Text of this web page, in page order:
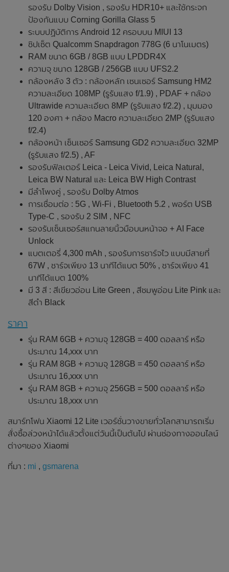
รองรับ Dolby Vision , รองรับ HDR10+ และใช้กระจก
ป้องกันแบบ Corning Gorilla Glass 5
ระบบปฏิบัติการ Android 12 ครอบบน MIUI 13
ชิปเซ็ต Qualcomm Snapdragon 778G (6 นาโนเมตร)
RAM ขนาด 6GB / 8GB แบบ LPDDR4X
ความจุ ขนาด 128GB / 256GB แบบ UFS2.2
กล้องหลัง 3 ตัว : กล้องหลัก เซนเซอร์ Samsung HM2
ความละเอียด 108MP (รูรับแสง f/1.9) , PDAF + กล้อง
Ultrawide ความละเอียด 8MP (รูรับแสง f/2.2) , มุมมอง
120 องศา + กล้อง Macro ความละเอียด 2MP (รูรับแสง
f/2.4)
กล้องหน้า เซ็นเซอร์ Samsung GD2 ความละเอียด 32MP
(รูรับแสง f/2.5) , AF
รองรับฟิลเตอร์ Leica - Leica Vivid, Leica Natural,
Leica BW Natural และ Leica BW High Contrast
มีลำโพงคู่ , รองรับ Dolby Atmos
การเชื่อมต่อ : 5G , Wi-Fi , Bluetooth 5.2 , พอร์ต USB
Type-C , รองรับ 2 SIM , NFC
รองรับเซ็นเซอร์สแกนลายนิ้วมือบนหน้าจอ + AI Face
Unlock
แบตเตอรี่ 4,300 mAh , รองรับการชาร์จไว แบบมีสายที่
67W , ชาร์จเพียง 13 นาทีได้แบต 50% , ชาร์จเพียง 41
นาทีได้แบต 100%
มี 3 สี : สีเขียวอ่อน Lite Green , สีชมพูอ่อน Lite Pink และ
สีดำ Black
ราคา
รุ่น RAM 6GB + ความจุ 128GB = 400 ดอลลาร์ หรือ
ประมาณ 14,xxx บาท
รุ่น RAM 8GB + ความจุ 128GB = 450 ดอลลาร์ หรือ
ประมาณ 16,xxx บาท
รุ่น RAM 8GB + ความจุ 256GB = 500 ดอลลาร์ หรือ
ประมาณ 18,xxx บาท
สมาร์ทโฟน Xiaomi 12 Lite เวอร์ชั่นวางขายทั่วโลกสามารถเริ่ม
สั่งซื้อล่วงหน้าได้แล้วตั้งแต่วันนี้เป็นต้นไป ผ่านช่องทางออนไลน์
ต่างๆของ Xiaomi
ที่มา : mi , gsmarena